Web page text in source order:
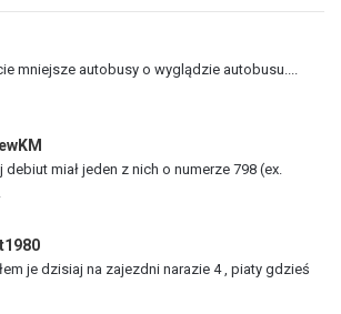
mniejsze autobusy o wyglądzie autobusu....
debiut miał jeden z nich o numerze 798 (ex.
je dzisiaj na zajezdni narazie 4 , piaty gdzieś